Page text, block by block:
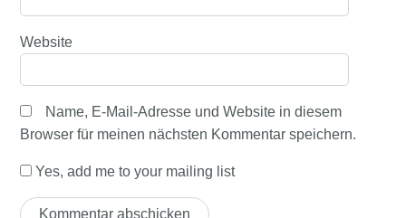
Website
Name, E-Mail-Adresse und Website in diesem
Browser für meinen nächsten Kommentar speichern.
Yes, add me to your mailing list